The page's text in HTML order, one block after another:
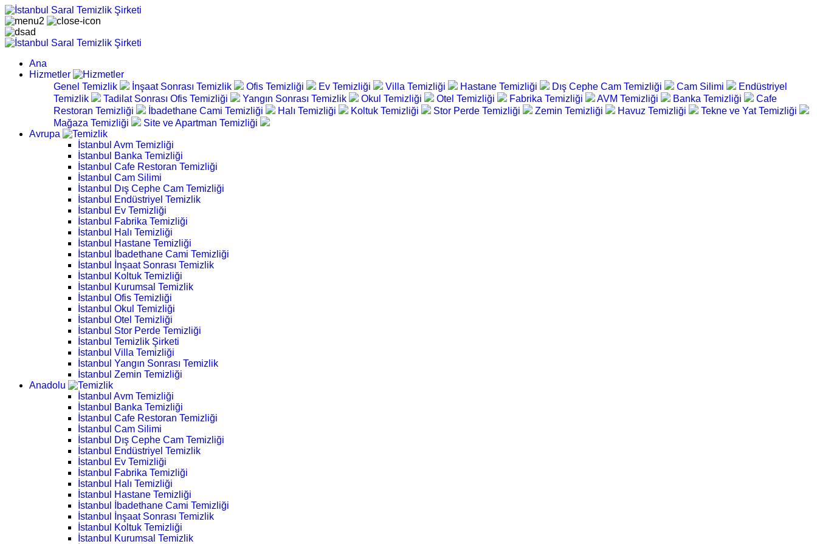
Ana
Hizmetler
Genel Temizlik
İnşaat Sonrası Temizlik Ofis Temizliği Ev Temizliği Villa Temizliği Hastane Temizliği Dış Cephe Cam Temizliği Cam Silimi
Endüstriyel
Temizlik
Tadilat Sonrası Ofis Temizliği Yangın Sonrası Temizlik Okul Temizliği Otel Temizliği Fabrika Temizliği AVM Temizliği Banka Temizliği
Cafe
Restoran Temizliği
İbadethane Cami Temizliği Halı Temizliği Koltuk Temizliği Stor Perde Temizliği Zemin Temizliği Havuz Temizliği
Tekne ve Yat Temizliği
Mağaza Temizliği
Site ve Apartman Temizliği
Avrupa
İstanbul Avm Temizliği
İstanbul Banka Temizliği
İstanbul Cafe Restoran Temizliği
İstanbul Cam Silimi
İstanbul Dış Cephe Cam Temizliği
İstanbul Endüstriyel Temizlik
İstanbul Ev Temizliği
İstanbul Fabrika Temizliği
İstanbul Halı Temizliği
İstanbul Hastane Temizliği
İstanbul İbadethane Cami Temizliği
İstanbul İnşaat Sonrası Temizlik
İstanbul Koltuk Temizliği
İstanbul Kurumsal Temizlik
İstanbul Ofis Temizliği
İstanbul Okul Temizliği
İstanbul Otel Temizliği
İstanbul Stor Perde Temizliği
İstanbul Temizlik Şirketi
İstanbul Villa Temizliği
İstanbul Yangın Sonrası Temizlik
İstanbul Zemin Temizliği
Anadolu
İstanbul Avm Temizliği
İstanbul Banka Temizliği
İstanbul Cafe Restoran Temizliği
İstanbul Cam Silimi
İstanbul Dış Cephe Cam Temizliği
İstanbul Endüstriyel Temizlik
İstanbul Ev Temizliği
İstanbul Fabrika Temizliği
İstanbul Halı Temizliği
İstanbul Hastane Temizliği
İstanbul İbadethane Cami Temizliği
İstanbul İnşaat Sonrası Temizlik
İstanbul Koltuk Temizliği
İstanbul Kurumsal Temizlik